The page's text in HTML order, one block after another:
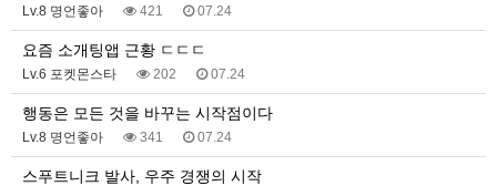
Lv.8 명언좋아 421 07.24
요즘 소개팅앱 근황 ㄷㄷㄷ
Lv.6 포켓몬스타 202 07.24
행동은 모든 것을 바꾸는 시작점이다
Lv.8 명언좋아 341 07.24
스푸트니크 발사, 우주 경쟁의 시작